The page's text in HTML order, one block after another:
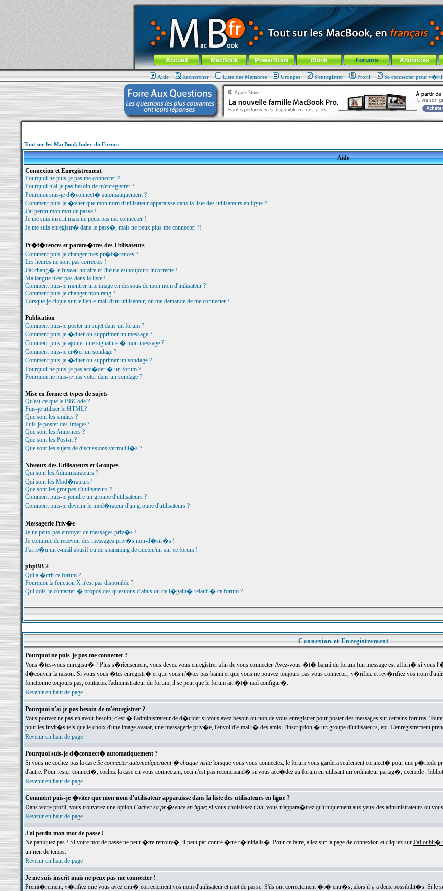
MacBook-fr.com : 100% Apple... 100% nomade !
Aller au contenu-Aller au menu général-Aller au menu de la rubrique
Menu général
Accueil MacBook PowerBook iBook Forums Annonces
Aide Rechercher Liste des Membres Groupes S'enregistrer Profil Se connecter pour
Tout sur les MacBook Index du Forum
Aide
Connexion et Enregistrement
Pourquoi ne puis-je pas me connecter ?
Pourquoi n'ai-je pas besoin de m'enregistrer ?
Pourquoi suis-je d�connect� automatiquement ?
Comment puis-je �viter que mon nom d'utilisateur apparaisse dans la liste des utilisateurs en ligne ?
J'ai perdu mon mot de passe !
Je me suis inscrit mais ne peux pas me connecter !
Je me suis enregistr� dans le pass�, mais ne peux plus me connecter ?!
Pr�f�rences et param�tres des Utilisateurs
Comment puis-je changer mes pr�f�rences ?
Les heures ne sont pas correctes !
J'ai chang� le fuseau horaire et l'heure est toujours incorrecte !
Ma langue n'est pas dans la liste !
Comment puis-je montrer une image en dessous de mon nom d'utilisateur ?
Comment puis-je changer mon rang ?
Lorsque je clique sur le lien e-mail d'un utilisateur, on me demande de me connecter !
Publication
Comment puis-je poster un sujet dans un forum ?
Comment puis-je �diter ou supprimer un message ?
Comment puis-je ajouter une signature � mon message ?
Comment puis-je cr�er un sondage ?
Comment puis-je �diter ou supprimer un sondage ?
Pourquoi ne puis-je pas acc�der � un forum ?
Pourquoi ne puis-je pas voter dans un sondage ?
Mise en forme et types de sujets
Qu'est-ce que le BBCode ?
Puis-je utiliser le HTML?
Que sont les smilies ?
Puis-je poster des Images?
Que sont les Annonces ?
Que sont les Post-it ?
Que sont les sujets de discussions verrouill�s ?
Niveaux des Utilisateurs et Groupes
Qui sont les Administrateurs ?
Qui sont les Mod�rateurs?
Que sont les groupes d'utilisateurs ?
Comment puis-je joindre un groupe d'utilisateurs ?
Comment puis-je devenir le mod�rateur d'un groupe d'utilisateurs ?
Messagerie Priv�e
Je ne peux pas envoyer de messages priv�s !
Je continue de recevoir des messages priv�s non-d�sir�s !
J'ai re�u un e-mail abusif ou de spamming de quelqu'un sur ce forum !
phpBB 2
Qui a �crit ce forum ?
Pourquoi la fonction X n'est pas disponible ?
Qui dois-je contacter � propos des questions d'abus ou de l�galit� relatif � ce forum ?
Connexion et Enregistrement
Pourquoi ne puis-je pas me connecter ?
Vous �tes-vous enregistr� ? Plus s�rieusement, vous devez vous enregistrer afin de vous connecter. Avez-vous �t� banni du forum (un message est affich� si vous
d�couvrir la raison. Si vous vous �tes enregistr� et que vous n'�tes pas banni et que vous ne pouvez toujours pas vous connecter, v�rifiez et rev�rifiez vos nom
fonctionne toujours pas, contactez l'administrateur du forum; il se peut que le forum ait �t� mal configur�.
Revenir en haut de page
Pourquoi n'ai-je pas besoin de m'enregistrer ?
Vous pouvez ne pas en avoir besoin; c'est � l'administrateur de d�cider si vous avez besoin ou non de vous enregistrer pour poster des messages sur certains forums.
pour les invit�s tels que le choix d'une image avatar, une messagerie priv�e, l'envoi d'e-mail � des amis, l'inscription � un groupe d'utilisateurs, etc. L'enregistrement
Revenir en haut de page
Pourquoi suis-je d�connect� automatiquement ?
Si vous ne cochez pas la case Se connecter automatiquement � chaque visitelorsque vous vous connectez, le forum vous gardera seulement connect� pour une
d'autre. Pour rester connect�, cochez la case en vous connectant; ceci n'est pas recommand� si vous acc�dez au forum en utilisant un ordinateur partag�, exemple :
Revenir en haut de page
Comment puis-je �viter que mon nom d'utilisateur apparaisse dans la liste des utilisateurs en ligne ?
Dans votre profil, vous trouverez une option Cacher sa pr�sence en ligne; si vous choisissez Oui, vous n'appara�trez qu'uniquement aux yeux des administrateurs ou
Revenir en haut de page
J'ai perdu mon mot de passe !
Ne paniquez pas ! Si votre mot de passe ne peut �tre retrouv�, il peut par contre �tre r�initialis�. Pour ce faire, allez sur la page de connexion et cliquez sur J'ai oubli�
un rien de temps.
Revenir en haut de page
Je me suis inscrit mais ne peux pas me connecter !
Premi�rement, v�rifiez que vous avez entr� correctement vos nom d'utilisateur et mot de passe. S'ils ont correctement �t� entr�s, alors il y a deux possibilit�s. Si le